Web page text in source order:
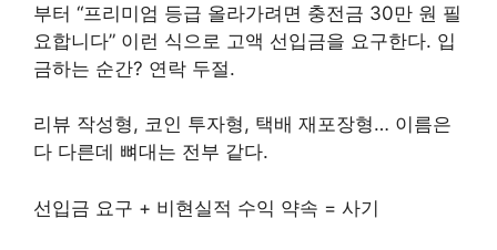
부터 “프리미엄 등급 올라가려면 충전금 30만 원 필
요합니다” 이런 식으로 고액 선입금을 요구한다. 입
금하는 순간? 연락 두절.
리뷰 작성형, 코인 투자형, 택배 재포장형… 이름은
다 다른데 뼈대는 전부 같다.
선입금 요구 + 비현실적 수익 약속 = 사기